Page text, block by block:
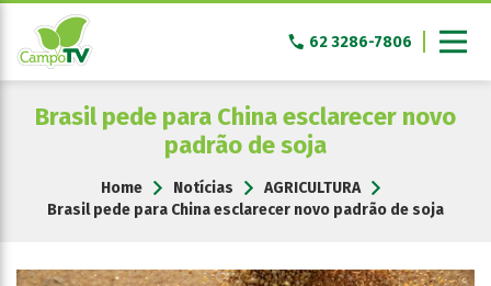
Pular
conteúdo
62 3286-7806
Brasil pede para China esclarecer novo
padrão de soja
Home Notícias
AGRICULTURA
Brasil pede para China esclarecer novo padrão de soja